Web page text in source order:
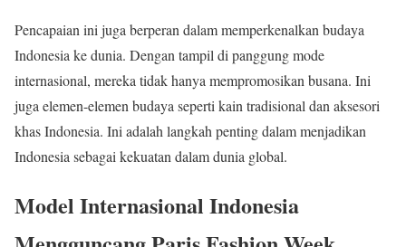
Pencapaian ini juga berperan dalam memperkenalkan budaya
Indonesia ke dunia. Dengan tampil di panggung mode
internasional, mereka tidak hanya mempromosikan busana. Ini
juga elemen-elemen budaya seperti kain tradisional dan aksesori
khas Indonesia. Ini adalah langkah penting dalam menjadikan
Indonesia sebagai kekuatan dalam dunia global.
Model Internasional Indonesia